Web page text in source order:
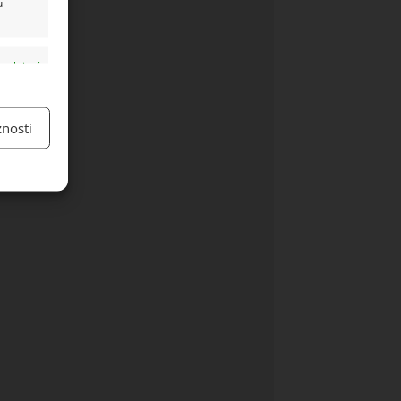
aktivní